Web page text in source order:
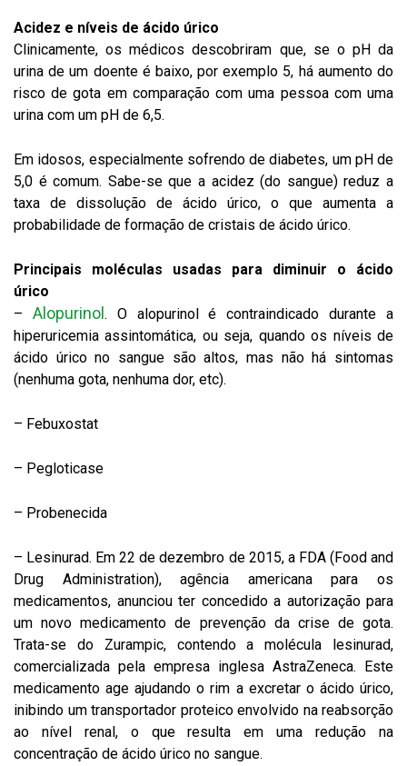
Acidez e níveis de ácido úrico
Clinicamente, os médicos descobriram que, se o pH da
urina de um doente é baixo, por exemplo 5, há aumento do
risco de gota em comparação com uma pessoa com uma
urina com um pH de 6,5.
Em idosos, especialmente sofrendo de diabetes, um pH de
5,0 é comum. Sabe-se que a acidez (do sangue) reduz a
taxa de dissolução de ácido úrico, o que aumenta a
probabilidade de formação de cristais de ácido úrico.
Principais moléculas usadas para diminuir o ácido
úrico
– Alopurinol . O alopurinol é contraindicado durante a
hiperuricemia assintomática, ou seja, quando os níveis de
ácido úrico no sangue são altos, mas não há sintomas
(nenhuma gota, nenhuma dor, etc).
– Febuxostat
– Pegloticase
– Probenecida
– Lesinurad. Em 22 de dezembro de 2015, a FDA (Food and
Drug Administration), agência americana para os
medicamentos, anunciou ter concedido a autorização para
um novo medicamento de prevenção da crise de gota.
Trata-se do Zurampic, contendo a molécula lesinurad,
comercializada pela empresa inglesa AstraZeneca. Este
medicamento age ajudando o rim a excretar o ácido úrico,
inibindo um transportador proteico envolvido na reabsorção
ao nível renal, o que resulta em uma redução na
concentração de ácido úrico no sangue.